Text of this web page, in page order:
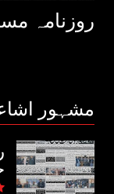
روزنامہ مسکن
مشہور